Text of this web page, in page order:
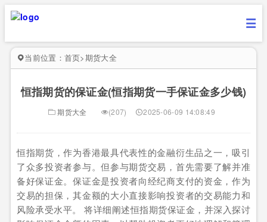
当前位置： 首页>期货大全
恒指期货的保证金(恒指期货一手保证金多少钱)
期货大全 (207) 2025-06-09 14:08:49
恒指期货，作为香港最具代表性的金融衍生品之一，吸引
了众多投资者参与。但参与期货交易，首先需要了解并准
备好保证金。保证金是投资者向经纪商支付的资金，作为
交易的担保，其金额的大小直接影响投资者的交易能力和
风险承受水平。 将详细阐述恒指期货保证金，并深入探讨